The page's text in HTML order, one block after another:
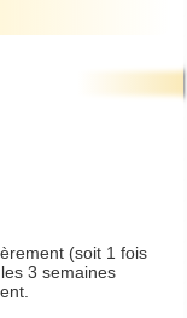
(soit 1 fois
3 semaines